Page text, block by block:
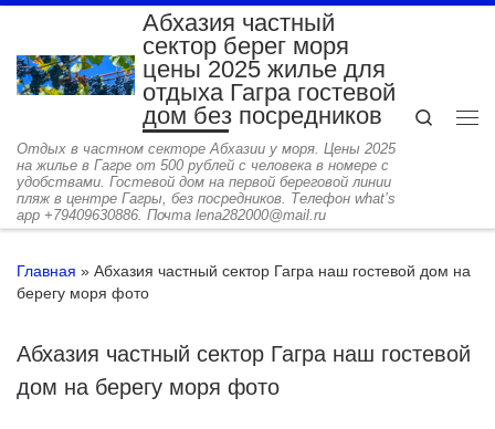
Перейти к содержимомуАбхазия частный
сектор берег моря
цены 2025 жилье для
отдыха Гагра гостевой
дом без посредников
Отдых в частном секторе Абхазии у моря. Цены 2025
на жилье в Гагре от 500 рублей с человека в номере с
удобствами. Гостевой дом на первой береговой линии
пляж в центре Гагры, без посредников. Телефон what’s
app +79409630886. Почта lena282000@mail.ru
Search
Главная » Абхазия частный сектор Гагра наш гостевой дом на
берегу моря фото
Абхазия частный сектор Гагра наш гостевой
дом на берегу моря фото